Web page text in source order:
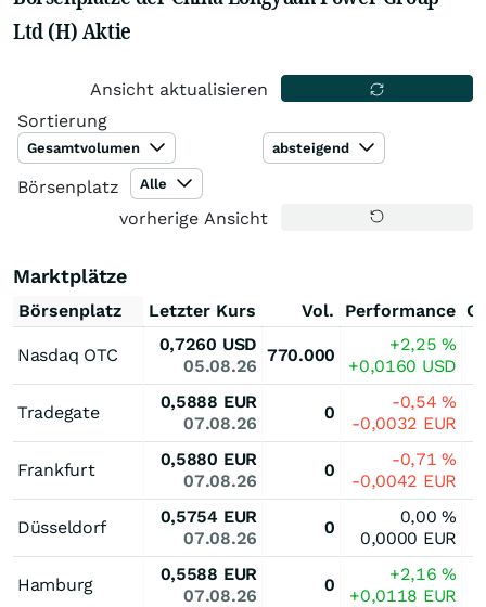
Ltd (H) Aktie
Ansicht aktualisieren
Sortierung
Gesamtvolumen absteigend
Börsenplatz Alle
vorherige Ansicht
Marktplätze
Börsenplatz Letzter Kurs Vol. Performance
Nasdaq OTC
0,7260 USD
05.08.26
770.000
+2,25%
+0,0160 USD
Tradegate
0,5888 EUR
07.08.26
0
-0,54%
-0,0032 EUR
Frankfurt
0,5880 EUR
07.08.26
0
-0,71%
-0,0042 EUR
Düsseldorf
0,5754 EUR
07.08.26
0
0,00%
0,0000 EUR
Hamburg
0,5588 EUR
07.08.26
0
+2,16%
+0,0118 EUR